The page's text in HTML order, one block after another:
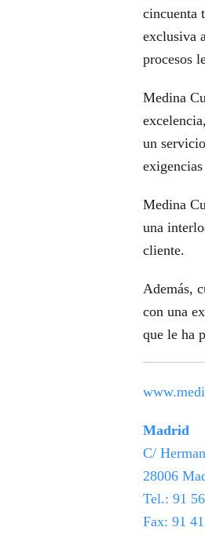
cincuenta
exclusiva
procesos
Medina
un
Medina
una
cliente.
Además,
con una
que le ha
Madrid
C/
28006
Tel.: 91
Fax: 91